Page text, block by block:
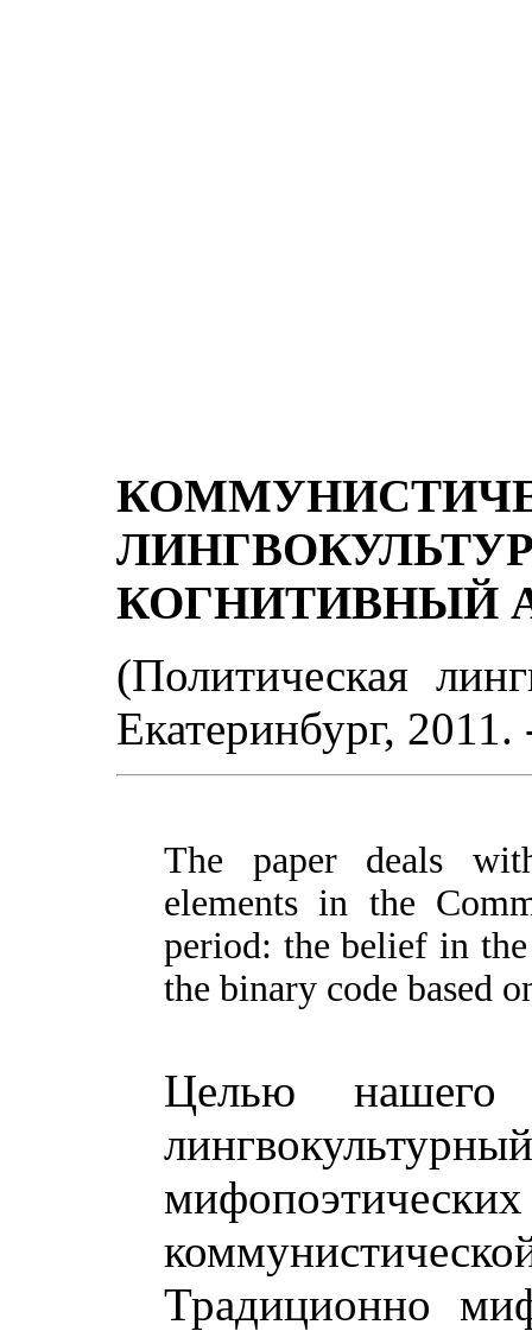
КОГНИТИВНЫЙ
(Политическая
Екатеринбург,
The paper deals
elements in the
period: the belief in
the binary code based
Целью нашего
Традиционно